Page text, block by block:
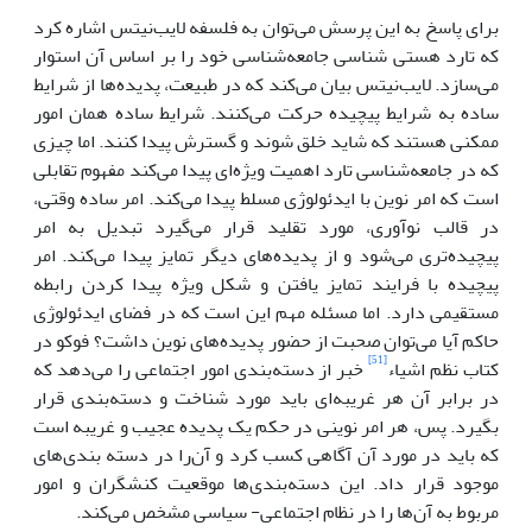
برای پاسخ به این پرسش می‌توان به فلسفه لایب‌نیتس اشاره کرد
که تارد هستی شناسی جامعه‌شناسی خود را بر اساس آن استوار
می‌سازد. لایب‌نیتس بیان می‌کند که در طبیعت، پدیده‌ها از شرایط
ساده به شرایط پیچیده حرکت می‌کنند. شرایط ساده همان امور
ممکنی هستند که شاید خلق شوند و گسترش پیدا کنند. اما چیزی
که در جامعه‌شناسی تارد اهمیت ویژه‌ای پیدا می‌کند مفهوم تقابلی
است که امر نوین با ایدئولوژی مسلط پیدا می‌کند. امر ساده وقتی،
در قالب نوآوری، مورد تقلید قرار می‌گیرد تبدیل به امر
پیچیده‌تری می‌شود و از پدیده‌های دیگر تمایز پیدا می‌کند. امر
پیچیده‌ با فرایند تمایز یافتن و شکل ویژه‌ پیدا کردن رابطه
مستقیمی دارد. اما مسئله مهم این است که در فضای ایدئولوژی
حاکم آیا می‌توان صحبت از حضور پدیده‌های نوین داشت؟ فوکو در
کتاب نظم اشیاء[51]
خبر از دسته‌بندی‌ امور اجتماعی را می‌دهد که
در برابر آن هر غریبه‌ای باید مورد شناخت و دسته‌بندی قرار
بگیرد. پس، هر امر نوینی در حکم یک پدیده عجیب و غریبه‌ است
که باید در مورد آن آگاهی کسب کرد و آن‌را در دسته بندی‌های
موجود قرار داد. این دسته‌بندی‌ها موقعیت کنشگران و امور
مربوط به آن‌ها را در نظام اجتماعی- سیاسی مشخص می‌کند.